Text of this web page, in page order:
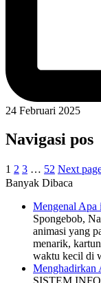
24 Februari 2025
Navigasi pos
1 2 3 … 52 Next
Banyak Dibaca
Mengenal Apa
Spongebob,
animasi yang
menarik,
waktu kecil di
Menghadirkan